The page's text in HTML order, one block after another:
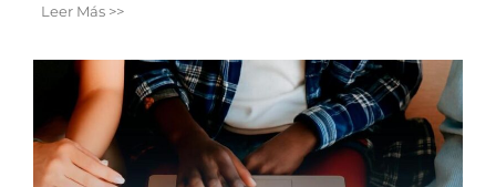
Leer Más >>